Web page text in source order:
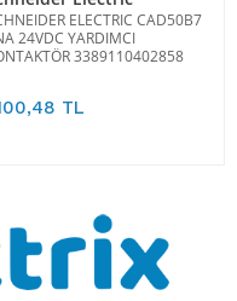
ELECTRIC CAD50B7
24VDC YARDIMCI
3389110402858
TL